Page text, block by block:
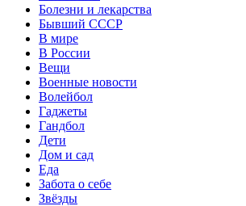
Болезни и лекарства
Бывший СССР
В мире
В России
Вещи
Военные новости
Волейбол
Гаджеты
Гандбол
Дети
Дом и сад
Еда
Забота о себе
Звёзды